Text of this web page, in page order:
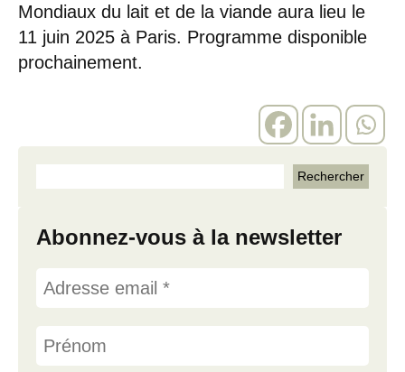
Mondiaux du lait et de la viande aura lieu le
11 juin 2025 à Paris. Programme disponible
prochainement.
Abonnez-vous à la newsletter